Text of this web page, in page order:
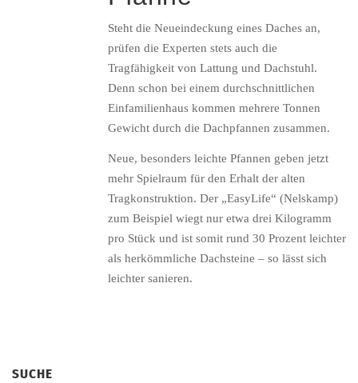
Steht die Neueindeckung eines Daches an,
prüfen die Experten stets auch die
Tragfähigkeit von Lattung und Dachstuhl.
Denn schon bei einem durchschnittlichen
Einfamilienhaus kommen mehrere Tonnen
Gewicht durch die Dachpfannen zusammen.
Neue, besonders leichte Pfannen geben jetzt
mehr Spielraum für den Erhalt der alten
Tragkonstruktion. Der „EasyLife“ (Nelskamp)
zum Beispiel wiegt nur etwa drei Kilogramm
pro Stück und ist somit rund 30 Prozent leichter
als herkömmliche Dachsteine – so lässt sich
leichter sanieren.
SUCHE